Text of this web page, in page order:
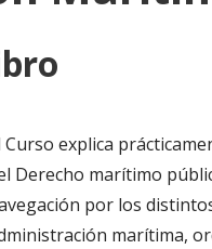
Curso explica
Derecho marítimo
por los
marítima,